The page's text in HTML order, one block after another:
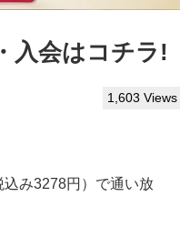
入会はコチラ!
1,603 Views
み3278円）で通い放